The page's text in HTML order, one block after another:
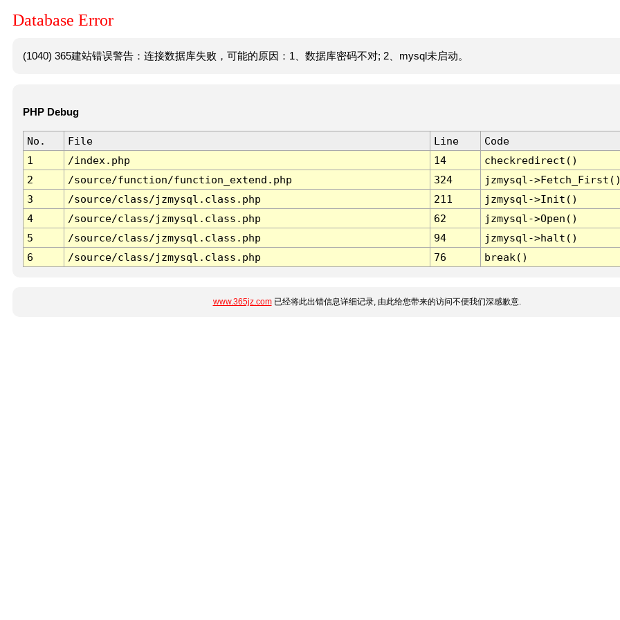
Database Error
(1040) 365建站错误警告：连接数据库失败，可能的原因：1、数据库密码不对; 2、mysql未启动。
PHP Debug
No. File Line
Code
1
/index.php 14
checkredirect()
2
/source/function/function_extend.php 324
jzmysql-
3
/source/class/jzmysql.class.php 211
jzmysql->Init()
4
/source/class/jzmysql.class.php 62
jzmysql->Open()
5
/source/class/jzmysql.class.php 94
jzmysql->halt()
6
/source/class/jzmysql.class.php 76 break()
www.365jz.com已经将此出错信息详细记录, 由此给您带来的访问不便我们深感歉意.